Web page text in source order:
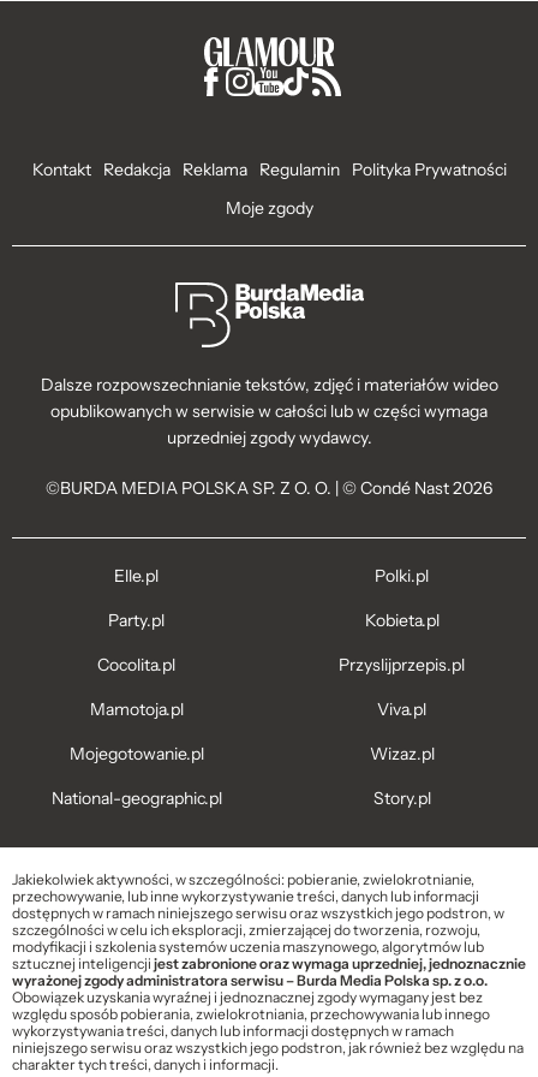
Kontakt Redakcja Reklama Regulamin
Polityka Prywatności
Moje zgody
Dalsze rozpowszechnianie tekstów, zdjęć i materiałów wideo
opublikowanych w serwisie w całości lub w części wymaga
uprzedniej zgody wydawcy.
©BURDA MEDIA POLSKA SP. Z O. O. | © Condé Nast 2026
Elle.pl
Party.pl
Cocolita.pl
Mamotoja.pl
Mojegotowanie.pl
National-geographic.pl
Polki.pl
Kobieta.pl
Przyslijprzepis.pl
Viva.pl
Wizaz.pl
Story.pl
Jakiekolwiek aktywności, w szczególności: pobieranie, zwielokrotnianie,
przechowywanie, lub inne wykorzystywanie treści, danych lub informacji
dostępnych w ramach niniejszego serwisu oraz wszystkich jego podstron, w
szczególności w celu ich eksploracji, zmierzającej do tworzenia, rozwoju,
modyfikacji i szkolenia systemów uczenia maszynowego, algorytmów lub
sztucznej inteligencjijest zabronione oraz wymaga uprzedniej, jednoznacznie
wyrażonej zgody administratora serwisu – Burda Media Polska sp. z o.o.
Obowiązek uzyskania wyraźnej i jednoznacznej zgody wymagany jest bez
względu sposób pobierania, zwielokrotniania, przechowywania lub innego
wykorzystywania treści, danych lub informacji dostępnych w ramach
niniejszego serwisu oraz wszystkich jego podstron, jak również bez względu na
charakter tych treści, danych i informacji.